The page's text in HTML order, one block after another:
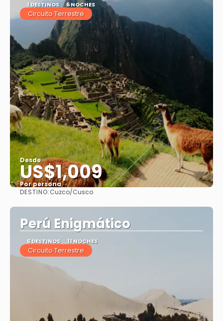
1 DESTINOS 6 NOCHES
Circuito Terrestre
Desde
US$1,009
Por persona
DESTINO:Cuzco/Cusco
Perú Enigmático
6 DESTINOS 11 NOCHES
Circuito Terrestre